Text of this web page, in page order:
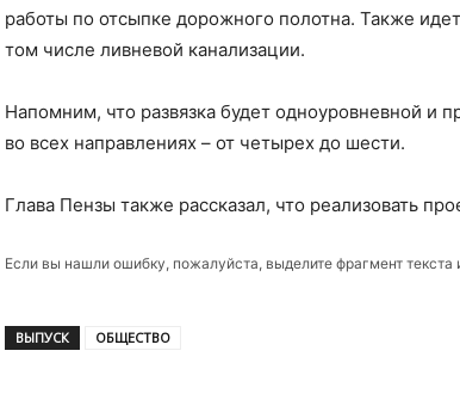
работы по отсыпке дорожного полотна. Также
том числе ливневой канализации.
Напомним, что развязка будет одноуровневной и
во всех направлениях – от четырех до шести.
Глава Пензы также рассказал, что реализовать
Если вы нашли ошибку, пожалуйста, выделите фрагмент текста
ВЫПУСК ОБЩЕСТВО